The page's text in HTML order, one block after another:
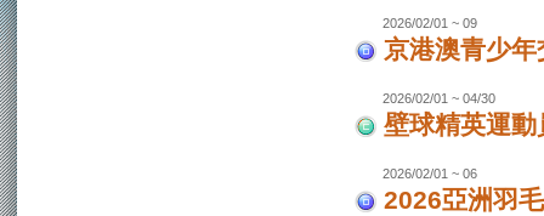
2026/02/01 ~ 09
京港澳青少
2026/02/01 ~ 04/30
壁球精英運
2026/02/01 ~ 06
2026亞洲羽